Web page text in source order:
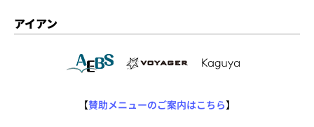
アイアン
【賛助メニューのご案内はこちら】